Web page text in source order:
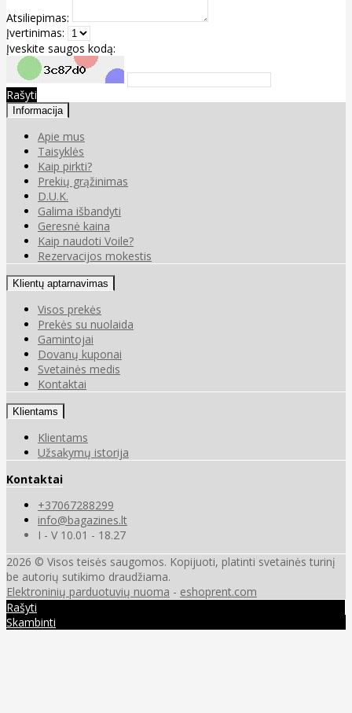
Atsiliepimas:
Įvertinimas:
Įveskite saugos kodą:
Rašyti
Informacija
Apie mus
Taisyklės
Kaip pirkti?
Prekių grąžinimas
D.U.K.
Galima išbandyti
Geresnė kaina
Kaip naudoti Voile?
Rezervacijos mokestis
Klientų aptarnavimas
Visos prekės
Prekės su nuolaida
Gamintojai
Dovanų kuponai
Svetainės medis
Kontaktai
Klientams
Klientams
Užsakymų istorija
Kontaktai
+37067288299
info@bagazines.lt
I - V 10.01 - 18.27
2026 © Visos teisės saugomos. Kopijuoti, platinti svetainės turinį
be autorių sutikimo draudžiama.
Elektroninių parduotuvių nuoma - eshoprent.com
Rašyti
Skambinti